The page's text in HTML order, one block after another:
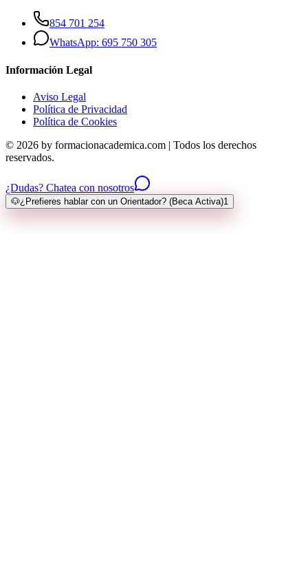
854 701 254
WhatsApp: 695 750 305
Información Legal
Aviso Legal
Política de Privacidad
Política de Cookies
© 2026 by formacionacademica.com | Todos los derechos
reservados.
¿Dudas? Chatea con nosotros
🐶¿Prefieres hablar con un Orientador? (Beca Activa)1